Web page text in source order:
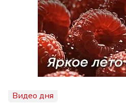
Видео дня